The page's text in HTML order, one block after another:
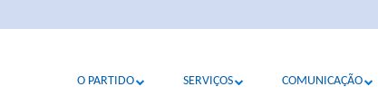
O PARTIDO SERVIÇOS COMUNICAÇÃO